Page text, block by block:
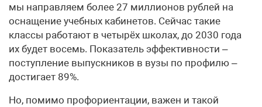
мы направляем более 27 миллионов рублей на
оснащение учебных кабинетов. Сейчас такие
классы работают в четырёх школах, до 2030 года
их будет восемь. Показатель эффективности –
поступление выпускников в вузы по профилю –
достигает 89%.
Но, помимо профориентации, важен и такой